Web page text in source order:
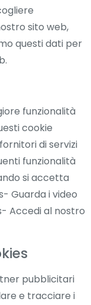
sito web,
questi dati per
funzionalità
cookie
di servizi
funzionalità
si accetta
Guarda i video
Accedi al nostro
pubblicitari
e tracciare i